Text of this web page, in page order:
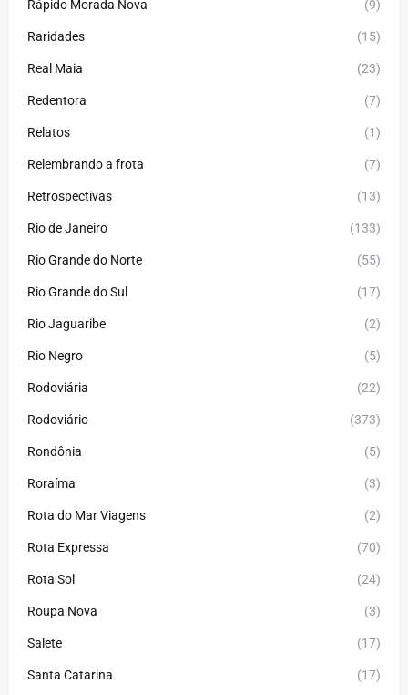
Rápido Morada Nova (9)
Raridades (15)
Real Maia (23)
Redentora (7)
Relatos (1)
Relembrando a frota (7)
Retrospectivas (13)
Rio de Janeiro (133)
Rio Grande do Norte (55)
Rio Grande do Sul (17)
Rio Jaguaribe (2)
Rio Negro (5)
Rodoviária (22)
Rodoviário (373)
Rondônia (5)
Roraíma (3)
Rota do Mar Viagens (2)
Rota Expressa (70)
Rota Sol (24)
Roupa Nova (3)
Salete (17)
Santa Catarina (17)